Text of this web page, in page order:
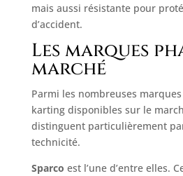
mais aussi résistante pour
d’accident.
Les marques
marché
Parmi les nombreuses
karting disponibles sur le
distinguent particulièrement
technicité.
Sparco est l’une d’entre elles.